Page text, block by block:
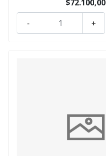
$72.100,00
+
-